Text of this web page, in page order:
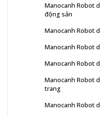
Manocanh Robot
động sản
Manocanh Robot
Manocanh Robot
Manocanh Robot
Manocanh Robot
trang
Manocanh Robot